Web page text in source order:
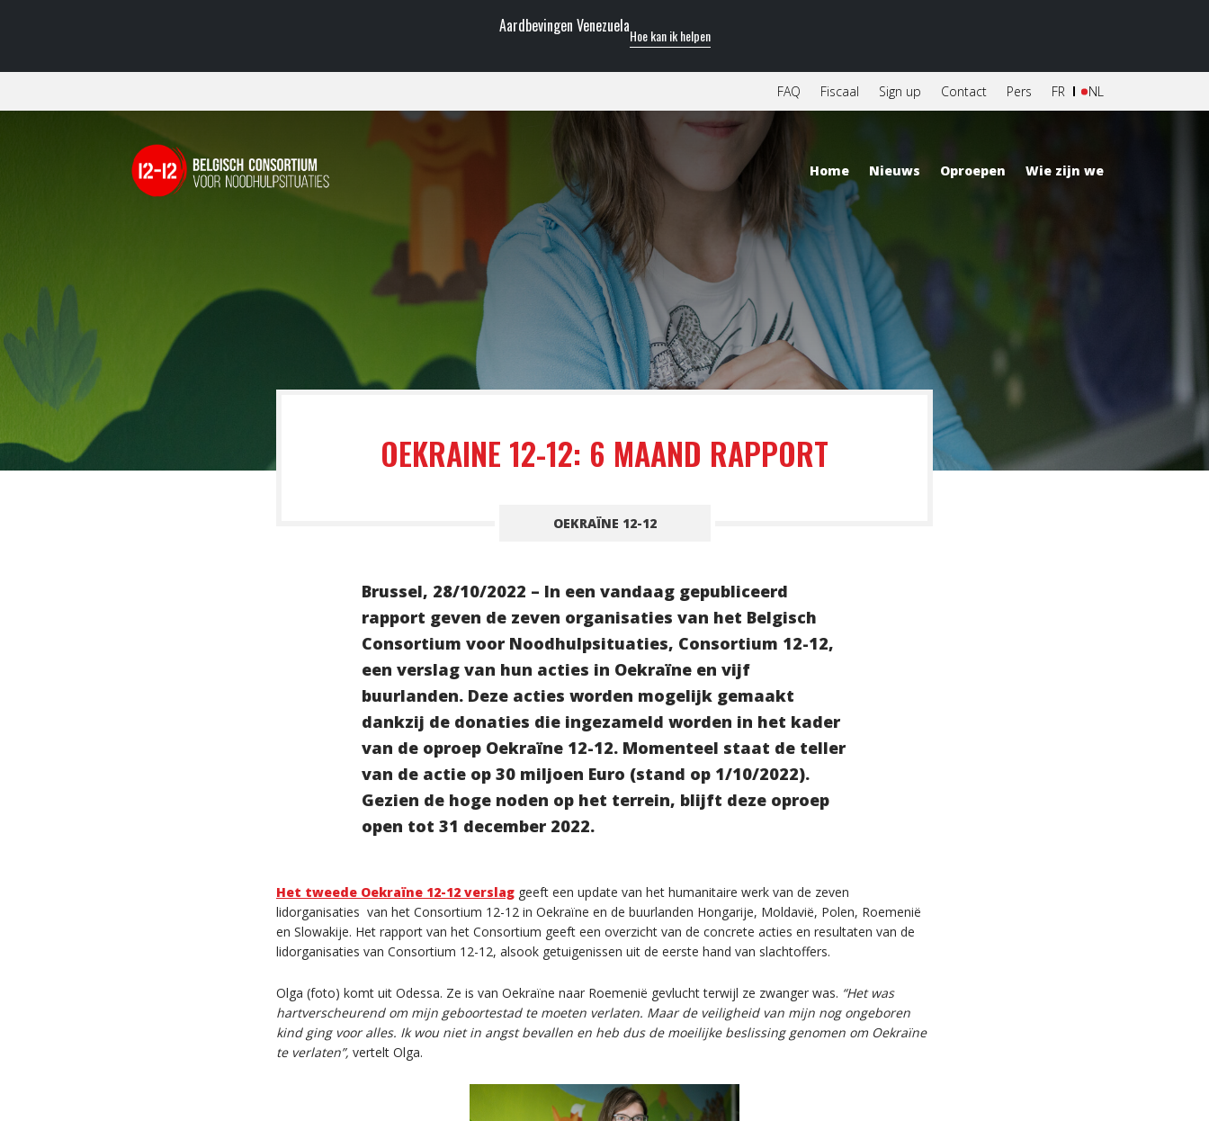
Aardbevingen VenezuelaHoe kan ik helpen
FAQ Fiscaal Sign up Contact Pers NL
FR
Home Nieuws Oproepen Wie zijn we
OEKRAINE 12-12: 6 MAAND RAPPORT
OEKRAÏNE 12-12
Brussel, 28/10/2022 – In een vandaag gepubliceerd
rapport geven de zeven organisaties van het Belgisch
Consortium voor Noodhulpsituaties, Consortium 12-12,
een verslag van hun acties in Oekraïne en vijf
buurlanden. Deze acties worden mogelijk gemaakt
dankzij de donaties die ingezameld worden in het kader
van de oproep Oekraïne 12-12. Momenteel staat de teller
van de actie op 30 miljoen Euro (stand op 1/10/2022).
Gezien de hoge noden op het terrein, blijft deze oproep
open tot 31 december 2022.
Het tweede Oekraïne 12-12 verslag geeft een update van het humanitaire werk van de zeven
lidorganisaties van het Consortium 12-12 in Oekraïne en de buurlanden Hongarije, Moldavië, Polen, Roemenië
en Slowakije. Het rapport van het Consortium geeft een overzicht van de concrete acties en resultaten van de
lidorganisaties van Consortium 12-12, alsook getuigenissen uit de eerste hand van slachtoffers.
Olga (foto) komt uit Odessa. Ze is van Oekraïne naar Roemenië gevlucht terwijl ze zwanger was. “Het was
hartverscheurend om mijn geboortestad te moeten verlaten. Maar de veiligheid van mijn nog ongeboren
kind ging voor alles. Ik wou niet in angst bevallen en heb dus de moeilijke beslissing genomen om Oekraïne
te verlaten”, vertelt Olga.